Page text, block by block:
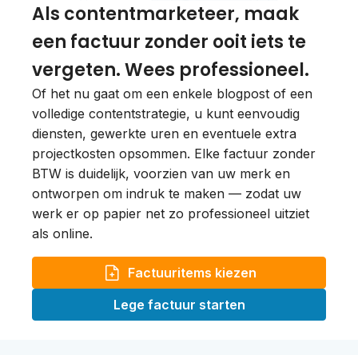
Als contentmarketeer, maak
een factuur zonder ooit iets te
vergeten. Wees professioneel.
Of het nu gaat om een enkele blogpost of een
volledige contentstrategie, u kunt eenvoudig
diensten, gewerkte uren en eventuele extra
projectkosten opsommen. Elke factuur zonder
BTW is duidelijk, voorzien van uw merk en
ontworpen om indruk te maken — zodat uw
werk er op papier net zo professioneel uitziet
als online.
Factuuritems kiezen
Lege factuur starten